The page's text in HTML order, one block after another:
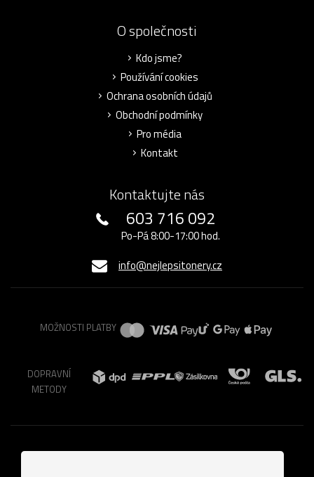
O společnosti
Kdo jsme?
Používání cookies
Ochrana osobních údajů
Obchodní podmínky
Pro média
Kontakt
Kontaktujte nás
603 716 092
Po-Pá 8:00-17:00 hod.
info@nejlepsitonery.cz
MOŽNOSTI PLATBY
DOPRAVNÍ
METODY